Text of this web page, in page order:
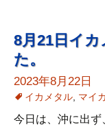
8月21日イ
た。
2023年8月22日
イカメタル マイカ
今日は、沖に出